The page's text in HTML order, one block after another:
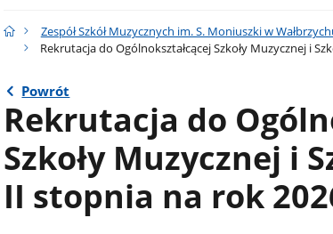
Zespół Szkół Muzycznych im. S. Moniuszki w
Rekrutacja do Ogólnokształcącej Szkoły Muzycznej i
Powrót
Rekrutacja do
Szkoły Muzycznej i
II stopnia na rok